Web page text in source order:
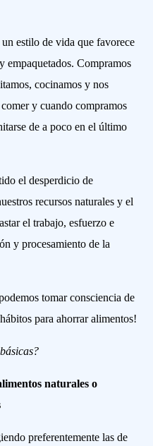
estilo de vida que favorece
empaquetados. Compramos
cocinamos y nos
y cuando compramos
de a poco en el último
el desperdicio de
recursos naturales y el
el trabajo, esfuerzo e
y procesamiento de la
tomar consciencia de
para ahorrar alimentos!
naturales o
preferentemente las de